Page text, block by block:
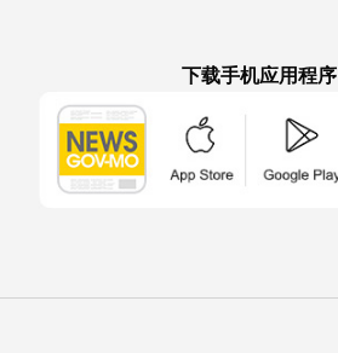
下载手机应用程序